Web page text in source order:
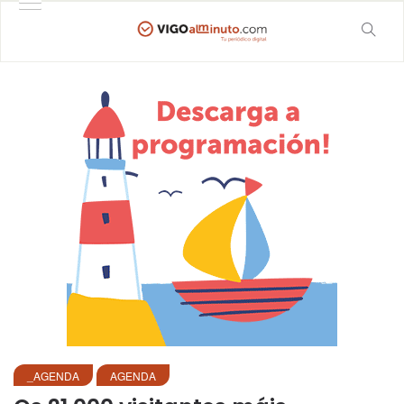
_AGENDA AGENDA